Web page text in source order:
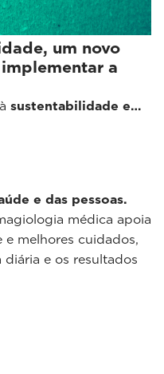
um novo
a
sustentabilidade e…
e das pessoas.
médica apoia
e melhores cuidados,
e os resultados